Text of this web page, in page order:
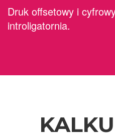
Druk offsetowy i
introligatornia.